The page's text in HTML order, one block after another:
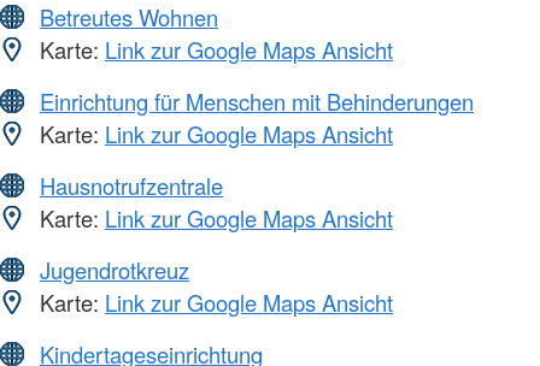
Betreutes Wohnen
Karte: Link zur Google Maps Ansicht
Einrichtung für Menschen mit Behinderungen
Karte: Link zur Google Maps Ansicht
Hausnotrufzentrale
Karte: Link zur Google Maps Ansicht
Jugendrotkreuz
Karte: Link zur Google Maps Ansicht
Kindertageseinrichtung